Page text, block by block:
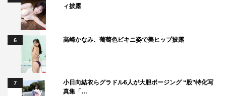
ィ披露
6 高崎かなみ、葡萄色ビキニ姿で美ヒップ披露
7
小日向結衣らグラドル6人が大胆ポージング “股”特化写
真集「…